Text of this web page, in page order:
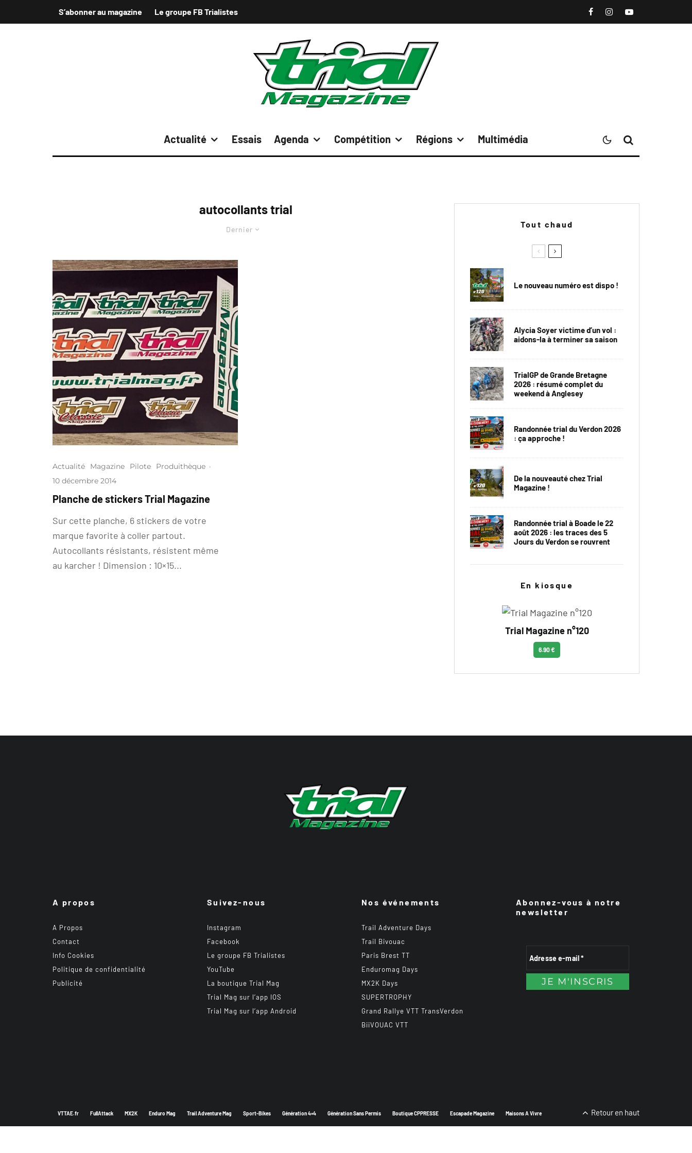
S’abonner au magazine Le groupe FB Trialistes
Actualité Essais Agenda Compétition Régions Multimédia
autocollants trial
Dernier
Actualité Magazine Pilote Produithèque ·
10 décembre 2014
Planche de stickers Trial Magazine
Sur cette planche, 6 stickers de votre
marque favorite à coller partout.
Autocollants résistants, résistent même
au karcher ! Dimension : 10×15...
Tout chaud
Le nouveau numéro est dispo !
Alycia Soyer victime d’un vol :
aidons-la à terminer sa saison
TrialGP de Grande Bretagne
2026 : résumé complet du
weekend à Anglesey
Randonnée trial du Verdon 2026
: ça approche !
De la nouveauté chez Trial
Magazine !
Randonnée trial à Boade le 22
août 2026 : les traces des 5
Jours du Verdon se rouvrent
En kiosque
Trial Magazine n°120
6.90 €
A propos
A Propos
Contact
Info Cookies
Politique de confidentialité
Publicité
Suivez-nous
Instagram
Facebook
Le groupe FB Trialistes
YouTube
La boutique Trial Mag
Trial Mag sur l’app IOS
Trial Mag sur l’app Android
Nos événements
Trail Adventure Days
Trail Bivouac
Paris Brest TT
Enduromag Days
MX2K Days
SUPERTROPHY
Grand Rallye VTT TransVerdon
BiiVOUAC VTT
Abonnez-vous à notre
newsletter
VTTAE.fr FullAttack MX2K Enduro Mag Trail Adventure Mag Sport-Bikes Génération 4×4 Génération Sans Permis Boutique CPPRESSE Escapade Magazine Maisons A Vivre Retour en haut